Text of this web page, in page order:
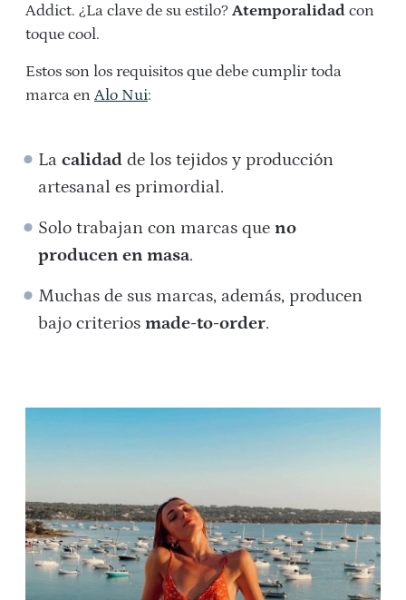
Addict. ¿La clave de su estilo? Atemporalidad con
toque cool.
Estos son los requisitos que debe cumplir toda
marca en Alo Nui:
Lacalidad de los tejidos y producción
artesanal es primordial.
Solo trabajan con marcas que no
producen en masa.
Muchas de sus marcas, además, producen
bajo criterios made-to-order.